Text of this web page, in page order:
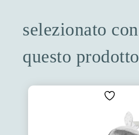
selezionato con
questo prodotto